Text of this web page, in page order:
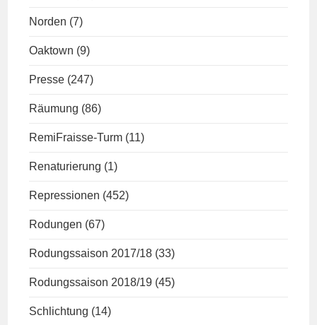
Norden (7)
Oaktown (9)
Presse (247)
Räumung (86)
RemiFraisse-Turm (11)
Renaturierung (1)
Repressionen (452)
Rodungen (67)
Rodungssaison 2017/18 (33)
Rodungssaison 2018/19 (45)
Schlichtung (14)